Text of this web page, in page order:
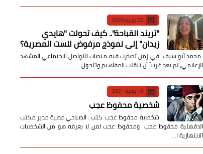
25 يوليو 2026
​"تريند القباحة".. كيف تحولت "هايدي
زيدان" إلى نموذج مرفوض للست المصرية؟
​ محمد أبو سيف ​في زمن تصدّرت فيه منصات التواصل الاجتماعي المشهد
الإعلامي، لم يعد غريباً أن تنقلب المفاهيم وتتحول …
10 يونيو 2021
شخصية محفوظ عجب
شخصية محفوظ عجب كتب : الصباحي عطية مدير مكتب
الدقهلية محفوظ عجب ومحفوظ عجب لمن لا يعرفه هو من الشخصيات
الانتهازية ا…